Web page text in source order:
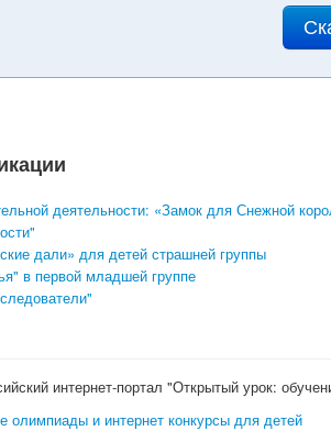
деятельности: «Замок для Снежной
дали» для детей страшней группы
в первой младшей группе
интернет-портал "Открытый урок:
олимпиады и интернет конкурсы для детей